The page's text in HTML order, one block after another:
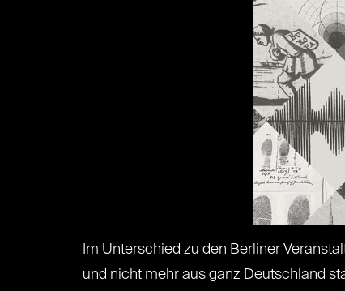
Im Unterschied zu den Berliner
und nicht mehr aus ganz Deutschland